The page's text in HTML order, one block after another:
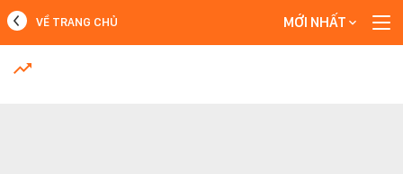
MỚI NHẤT
VỀ TRANG CHỦ MỚI NHẤT